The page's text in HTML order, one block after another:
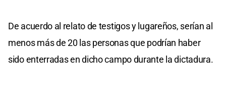
De acuerdo al relato de testigos y lugareños, serían al
menos más de 20 las personas que podrían haber
sido enterradas en dicho campo durante la dictadura.